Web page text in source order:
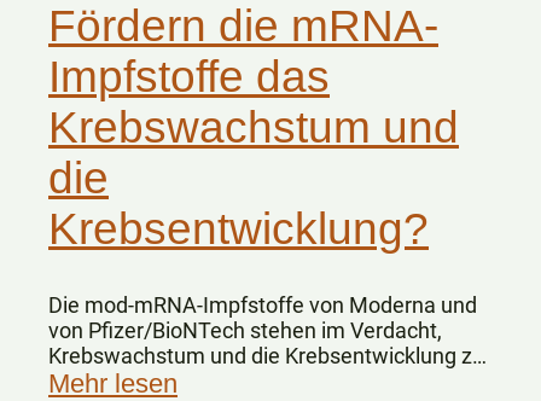
Fördern die mRNA-
Impfstoffe das
Krebswachstum und
die
Krebsentwicklung?
Die mod-mRNA-Impfstoffe von Moderna und
von Pfizer/BioNTech stehen im Verdacht,
Krebswachstum und die Krebsentwicklung zu
fördern.
Mehr lesen